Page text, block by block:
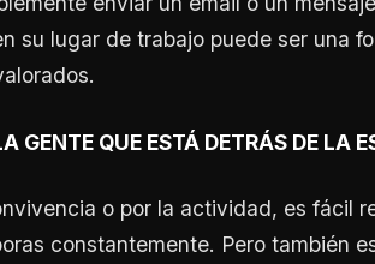
su lugar de trabajo puede ser una
GENTE QUE ESTÁ DETRÁS DE LA
o por la actividad, es fácil
constantemente. Pero también